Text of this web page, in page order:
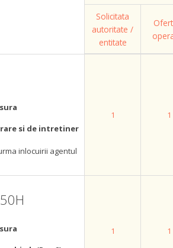
Solicitata
autoritate /
entitate
si de intretiner
inlocuirii agentul
1 1
1 1